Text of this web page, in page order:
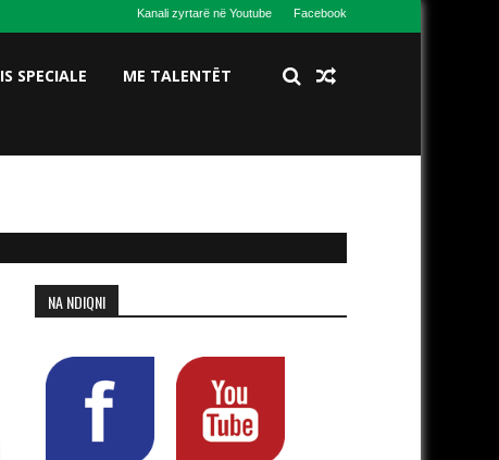
Kanali zyrtarë në Youtube Facebook
IS SPECIALE ME TALENTËT
NA NDIQNI